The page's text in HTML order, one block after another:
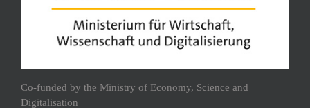
Co-funded by the Ministry of Economy, Science and
Digitalisation